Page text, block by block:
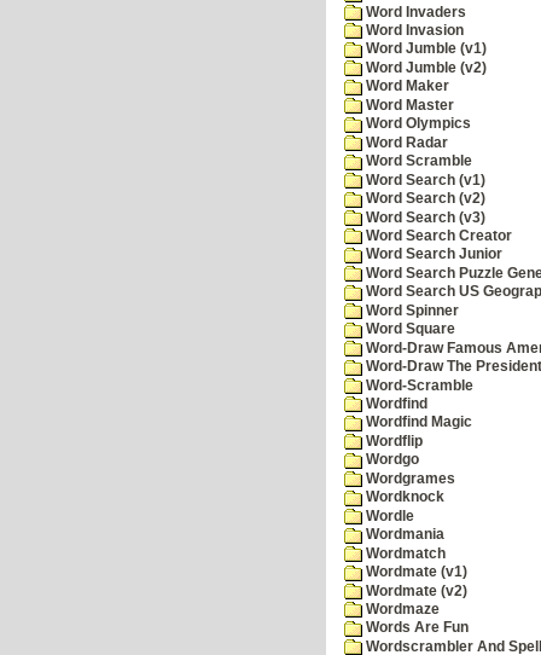
Word Invaders
Word Invasion
Word Jumble (v1)
Word Jumble (v2)
Word Maker
Word Master
Word Olympics
Word Radar
Word Scramble
Word Search (v1)
Word Search (v2)
Word Search (v3)
Word Search Creator
Word Search Junior
Word Search Puzzle
Word Search US
Word Spinner
Word Square
Word-Draw Famous
Word-Draw The
Word-Scramble
Wordfind
Wordfind Magic
Wordflip
Wordgo
Wordgrames
Wordknock
Wordle
Wordmania
Wordmatch
Wordmate (v1)
Wordmate (v2)
Wordmaze
Words Are Fun
Wordscrambler And